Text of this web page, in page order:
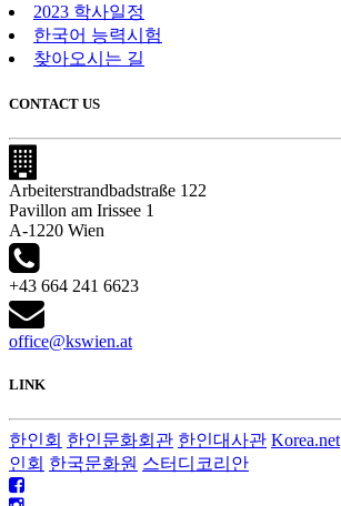
2023 학사일정
한국어 능력시험
찾아오시는 길
CONTACT US
Arbeiterstrandbadstraße 122
Pavillon am Irissee 1
A-1220 Wien
+43 664 241 6623
office@kswien.at
LINK
한인회 한인문화회관 한인대사관 Korea.net
인회 한국문화원 스터디코리안